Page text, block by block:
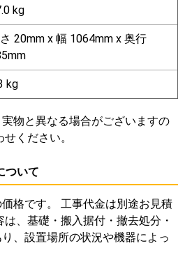
kg
20mm x 幅 1064mm x 奥行
kg
物と異なる場合がございますの
ください。
ついて
格です。 工事代金は別途お見積
、基礎・搬入据付・撤去処分・
、設置場所の状況や機器によっ